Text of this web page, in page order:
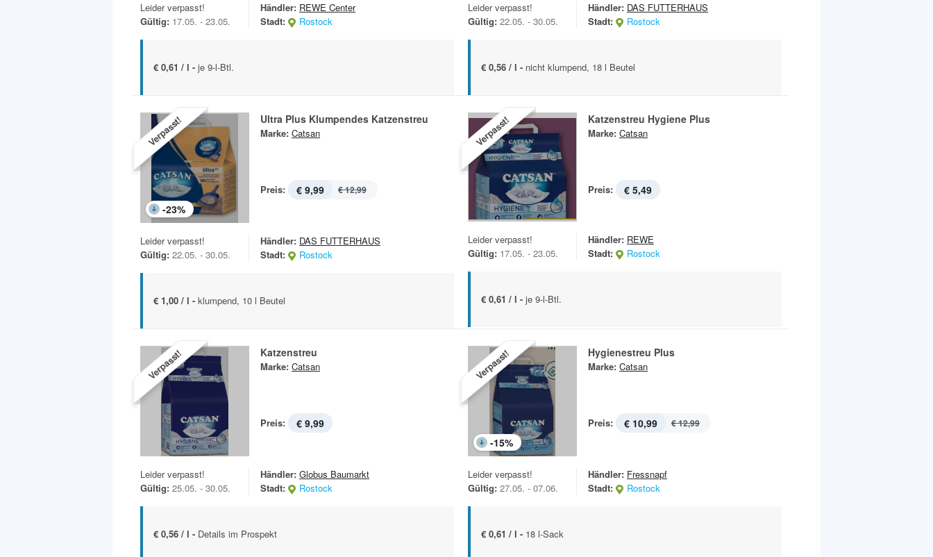
Leider verpasst!
Gültig: 17.05. - 23.05.
Händler: REWE Center
Stadt:
Rostock
€ 0,61 / l - je 9-l-Btl.
Leider verpasst!
Gültig: 22.05. - 30.05.
Händler: DAS FUTTERHAUS
Stadt:
Rostock
€ 0,56 / l - nicht klumpend, 18 l Beutel
Verpasst!
-23%
Ultra Plus Klumpendes Katzenstreu
Marke: Catsan
Preis: € 9,99 € 12,99
Leider verpasst!
Gültig: 22.05. - 30.05.
Händler: DAS FUTTERHAUS
Stadt:
Rostock
€ 1,00 / l - klumpend, 10 l Beutel
Verpasst! Katzenstreu Hygiene Plus
Marke: Catsan
Preis: € 5,49
Leider verpasst!
Gültig: 17.05. - 23.05.
Händler: REWE
Stadt:
Rostock
€ 0,61 / l - je 9-l-Btl.
Verpasst! Katzenstreu
Marke: Catsan
Preis: € 9,99
Leider verpasst!
Gültig: 25.05. - 30.05.
Händler: Globus Baumarkt
Stadt:
Rostock
€ 0,56 / l - Details im Prospekt
Verpasst!
-15%
Hygienestreu Plus
Marke: Catsan
Preis: € 10,99 € 12,99
Leider verpasst!
Gültig: 27.05. - 07.06.
Händler: Fressnapf
Stadt:
Rostock
€ 0,61 / l - 18 l-Sack